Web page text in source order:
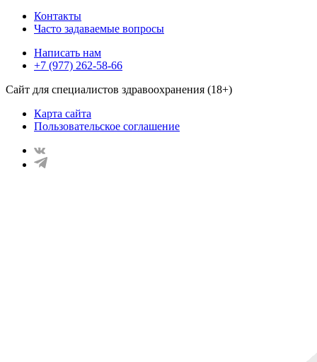
Контакты
Часто задаваемые вопросы
Написать нам
+7 (977) 262-58-66
Сайт для специалистов здравоохранения (18+)
Карта сайта
Пользовательское соглашение